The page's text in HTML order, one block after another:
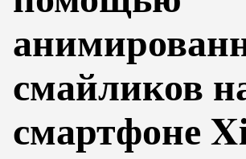
смайликов
смартфоне